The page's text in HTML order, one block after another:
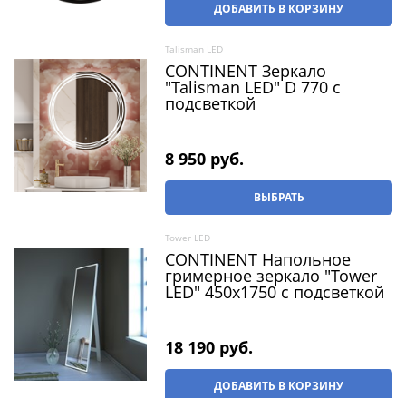
ДОБАВИТЬ В КОРЗИНУ
Talisman LED
CONTINENT Зеркало
"Talisman LED" D 770 c
подсветкой
8 950 руб.
ВЫБРАТЬ
Tower LED
CONTINENT Напольное
гримерное зеркало "Tower
LED" 450x1750 с подсветкой
18 190 руб.
ДОБАВИТЬ В КОРЗИНУ